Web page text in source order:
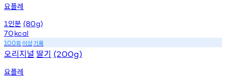
요플레
1 인분 (80g)
70kcal
100회 이상기록
오리지널 딸기 (200g)
요플레